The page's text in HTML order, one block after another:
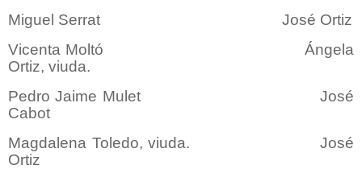
Miguel Serrat José Ortiz
Vicenta Moltó Ángela
Ortiz, viuda.
Pedro Jaime Mulet José
Cabot
Magdalena Toledo, viuda. José
Ortiz